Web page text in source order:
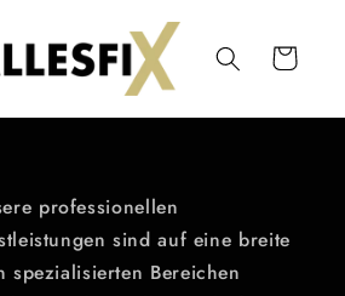
Warenkorb
professionellen
sind auf eine breite
spezialisierten Bereichen